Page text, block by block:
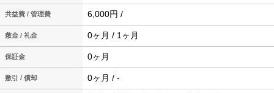
共益費 / 管理費 6,000円 /
敷金 / 礼金 0ヶ月 / 1ヶ月
保証金 0ヶ月
敷引 / 償却 0ヶ月 / -